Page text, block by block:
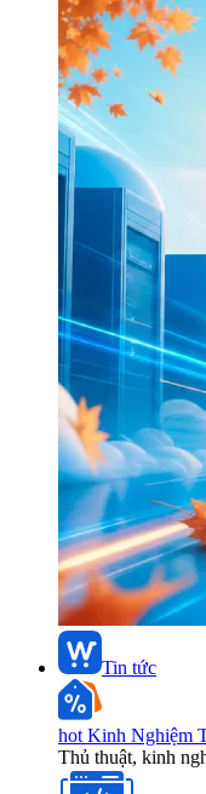
Tin tức
hot Kinh Nghiệm
Thủ thuật, kinh